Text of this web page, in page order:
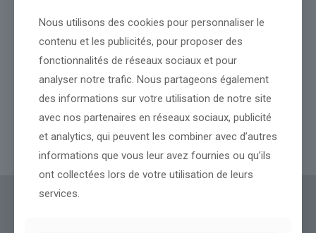
EN DIRECT – Brevet de maths 2026 : «Heureusement que Thalès
est tombé», les premières réactions des élèves après l’épreuve
Lire l’article
Nous utilisons des cookies pour personnaliser le
contenu et les publicités, pour proposer des
fonctionnalités de réseaux sociaux et pour
analyser notre trafic. Nous partageons également
des informations sur votre utilisation de notre site
avec nos partenaires en réseaux sociaux, publicité
et analytics, qui peuvent les combiner avec d’autres
informations que vous leur avez fournies ou qu’ils
ont collectées lors de votre utilisation de leurs
services.